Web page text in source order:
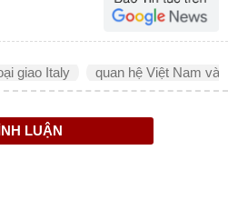
giao Italy quan hệ Việt Nam và
LUẬN